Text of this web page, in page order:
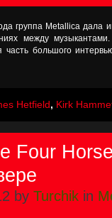
группа Metallica дала
между
часть большого
Hetfield, Kirk
Four
by Turchik in